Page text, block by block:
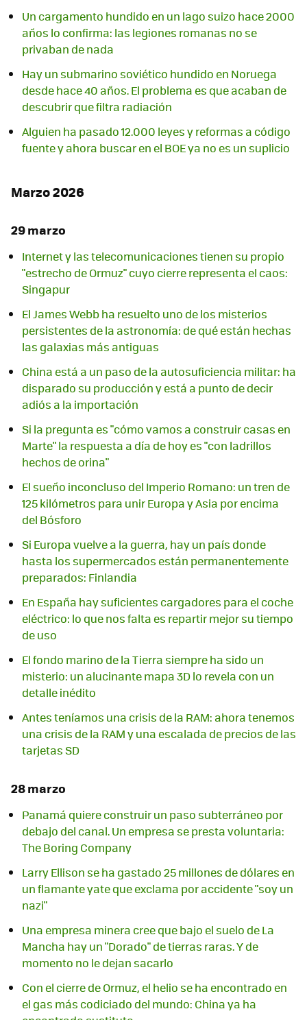
Un cargamento hundido en un lago suizo hace 2000
años lo confirma: las legiones romanas no se
privaban de nada
Hay un submarino soviético hundido en Noruega
desde hace 40 años. El problema es que acaban de
descubrir que filtra radiación
Alguien ha pasado 12.000 leyes y reformas a código
fuente y ahora buscar en el BOE ya no es un suplicio
Marzo 2026
29 marzo
Internet y las telecomunicaciones tienen su propio
"estrecho de Ormuz" cuyo cierre representa el caos:
Singapur
El James Webb ha resuelto uno de los misterios
persistentes de la astronomía: de qué están hechas
las galaxias más antiguas
China está a un paso de la autosuficiencia militar: ha
disparado su producción y está a punto de decir
adiós a la importación
Si la pregunta es "cómo vamos a construir casas en
Marte" la respuesta a día de hoy es "con ladrillos
hechos de orina"
El sueño inconcluso del Imperio Romano: un tren de
125 kilómetros para unir Europa y Asia por encima
del Bósforo
Si Europa vuelve a la guerra, hay un país donde
hasta los supermercados están permanentemente
preparados: Finlandia
En España hay suficientes cargadores para el coche
eléctrico: lo que nos falta es repartir mejor su tiempo
de uso
El fondo marino de la Tierra siempre ha sido un
misterio: un alucinante mapa 3D lo revela con un
detalle inédito
Antes teníamos una crisis de la RAM: ahora tenemos
una crisis de la RAM y una escalada de precios de las
tarjetas SD
28 marzo
Panamá quiere construir un paso subterráneo por
debajo del canal. Un empresa se presta voluntaria:
The Boring Company
Larry Ellison se ha gastado 25 millones de dólares en
un flamante yate que exclama por accidente "soy un
nazi"
Una empresa minera cree que bajo el suelo de La
Mancha hay un "Dorado" de tierras raras. Y de
momento no le dejan sacarlo
Con el cierre de Ormuz, el helio se ha encontrado en
el gas más codiciado del mundo: China ya ha